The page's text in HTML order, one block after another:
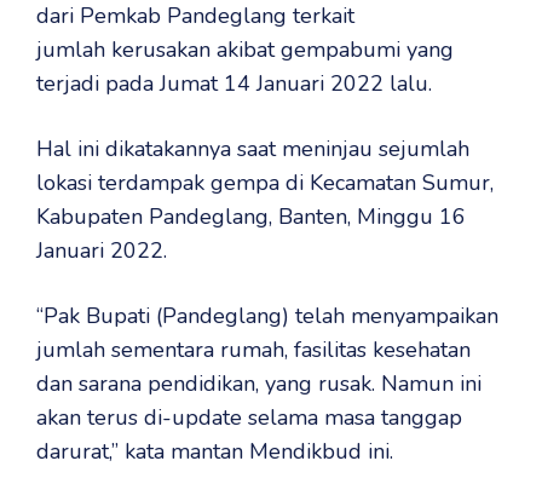
dari Pemkab Pandeglang terkait
jumlah kerusakan akibat gempabumi yang
terjadi pada Jumat 14 Januari 2022 lalu.
Hal ini dikatakannya saat meninjau sejumlah
lokasi terdampak gempa di Kecamatan Sumur,
Kabupaten Pandeglang, Banten, Minggu 16
Januari 2022.
“Pak Bupati (Pandeglang) telah menyampaikan
jumlah sementara rumah, fasilitas kesehatan
dan sarana pendidikan, yang rusak. Namun ini
akan terus di-update selama masa tanggap
darurat,” kata mantan Mendikbud ini.